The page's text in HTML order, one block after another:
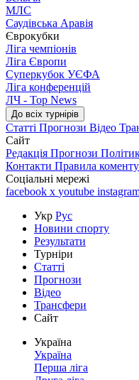
МЛС
Саудівська Аравія
Єврокубки
Ліга чемпіонів
Ліга Європи
Суперкубок УЄФА
Ліга конференцій
ЛЧ - Top News
До всіх турнірів
Статті Прогнози Відео
Сайт
Редакція Прогнози
Контакти Правила
Соціальні мережі
facebook x youtube
Укр Рус
Новини спорту
Результати
Турніри
Статті
Прогнози
Відео
Трансфери
Сайт
Україна
Україна
Перша ліга